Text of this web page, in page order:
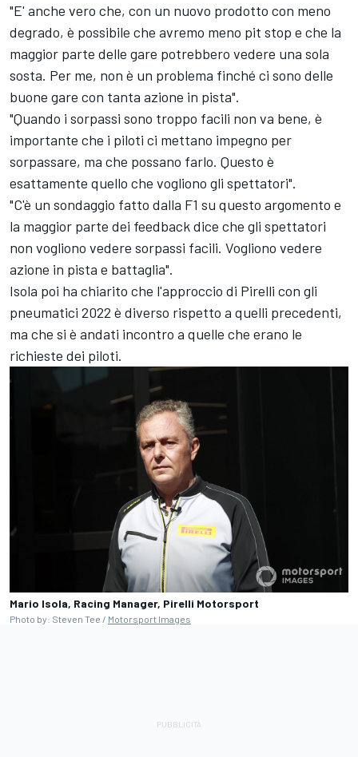
"E' anche vero che, con un nuovo prodotto con meno
degrado, è possibile che avremo meno pit stop e che la
maggior parte delle gare potrebbero vedere una sola
sosta. Per me, non è un problema finché ci sono delle
buone gare con tanta azione in pista".
"Quando i sorpassi sono troppo facili non va bene, è
importante che i piloti ci mettano impegno per
sorpassare, ma che possano farlo. Questo è
esattamente quello che vogliono gli spettatori".
"C'è un sondaggio fatto dalla F1 su questo argomento e
la maggior parte dei feedback dice che gli spettatori
non vogliono vedere sorpassi facili. Vogliono vedere
azione in pista e battaglia".
Isola poi ha chiarito che l'approccio di Pirelli con gli
pneumatici 2022 è diverso rispetto a quelli precedenti,
ma che si è andati incontro a quelle che erano le
richieste dei piloti.
Mario Isola, Racing Manager, Pirelli Motorsport
Photo by: Steven Tee / Motorsport Images